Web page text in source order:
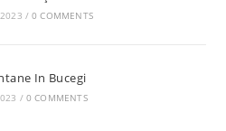
/ 0 COMMENTS
In Bucegi
/ 0 COMMENTS